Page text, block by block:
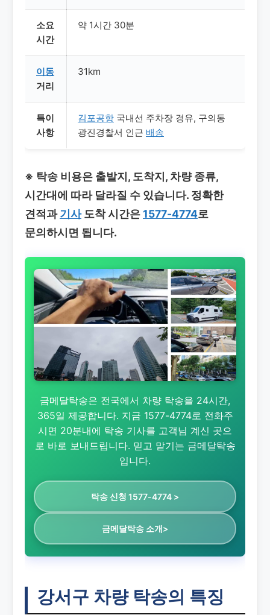
소요
시간
약 1시간 30분
이동
거리
31km
특이
사항
김포공항 국내선 주차장 경유, 구의동
광진경찰서 인근 배송
※ 탁송 비용은 출발지, 도착지, 차량 종류,
시간대에 따라 달라질 수 있습니다. 정확한
견적과기사도착 시간은1577-4774로
문의하시면 됩니다.
금메달탁송은 전국에서 차량 탁송을 24시간,
365일 제공합니다. 지금 1577-4774로 전화주
시면 20분내에 탁송 기사를 고객님 계신 곳으
로 바로 보내드립니다. 믿고 맡기는 금메달탁송
입니다.
탁송 신청 1577-4774 >
금메달탁송 소개>
강서구 차량 탁송의 특징